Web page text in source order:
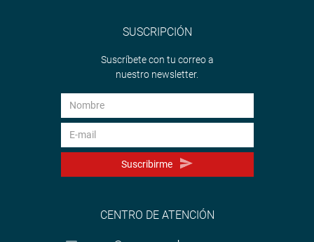
SUSCRIPCIÓN
Suscríbete con tu correo a
nuestro newsletter.
Suscribirme
CENTRO DE ATENCIÓN